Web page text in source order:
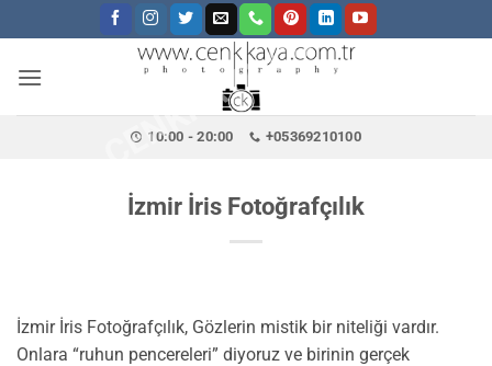
atla
CENKKAYA.COM.TR
10:00 - 20:00 +05369210100
İzmir İris Fotoğrafçılık
İzmir İris Fotoğrafçılık, Gözlerin mistik bir niteliği vardır.
Onlara “ruhun pencereleri” diyoruz ve birinin gerçek